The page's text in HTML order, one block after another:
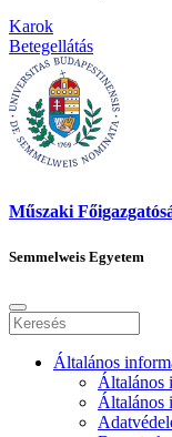
Karok
Betegellátás
Műszaki
Semmelweis Egyetem
Általános
Általános
Általános